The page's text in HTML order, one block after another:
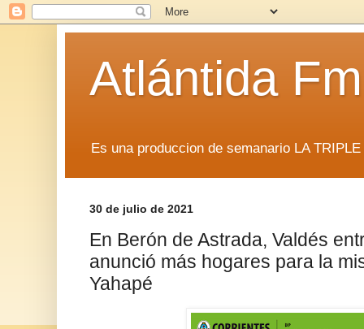
Atlántida
Es una produccion de semanario LA
30 de julio de 2021
En Berón de Astrada, Valdés
anunció más hogares para la
Yahapé